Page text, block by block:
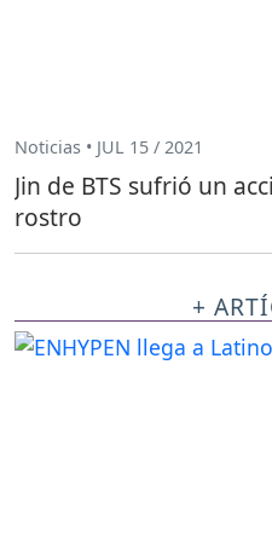
Noticias • JUL 15 / 2021
Jin de BTS sufrió un
rostro
+